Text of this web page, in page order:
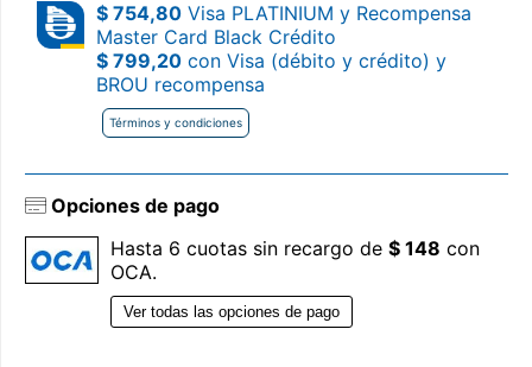
$ 754,80 Visa PLATINIUM y Recompensa
Master Card Black Crédito
$ 799,20 con Visa (débito y crédito) y
BROU recompensa
Términos y condiciones
Opciones de pago
Hasta 6 cuotas sin recargo de $ 148 con
OCA.
Ver todas las opciones de pago